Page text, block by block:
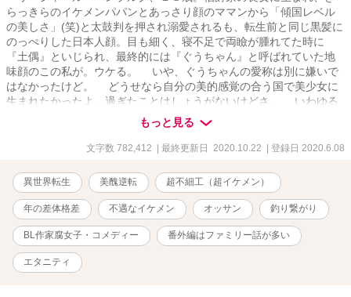
らっきらのイケメンパパンとあっさり顔のママンから「傾国レベル
の美しさ」(笑)と太鼓判を押され溺愛されるも、転生前と同じ黒髪に
のっぺりした日本人顔。目も細く、寝不足で両瞼が腫れてた時に
『土偶』といじられ、最終的には『ぐうちゃん』と呼ばれていた地
味顔のこの私が。ウケる。 いや、ぐうちゃんの愛称は別に嫌いで
はなかったけど。 どうせなら自分の美的感覚の合う国で美少女に
生まれたかったよ。過ぎたことはしょうがないけどさ。 いわゆる
美醜が逆転してる世界で自分史上最大のモテ期。 釣り好きなＢＬ
作家の元腐女子伯爵令嬢と、３２歳の不憫系な騎士団隊長との恋物
語。 【本編完結】追加予定のなかったＲ18部分と新婚生活含めた番
っと話が巻き戻っておりますがご了承願います） 本編読んでる方
は34話からどうぞ。読んでない方は１話から読まれた方がキャラが
分かりやすいかと思います。宜しければm(_ _)m ムーンライトとエ
ブリスタにも掲載しております。
もっと見る
文字数 782,412 | 最終更新日 2020.10.22 | 登録日 2020.6.08
異世界転生 美醜逆転 超不細工（超イケメン）
年の差体格差 不遇なイケメン オッサン 釣り繋がり
BL作家腐女子・コメディー 番外編はファミリー話が多い
エタニティ